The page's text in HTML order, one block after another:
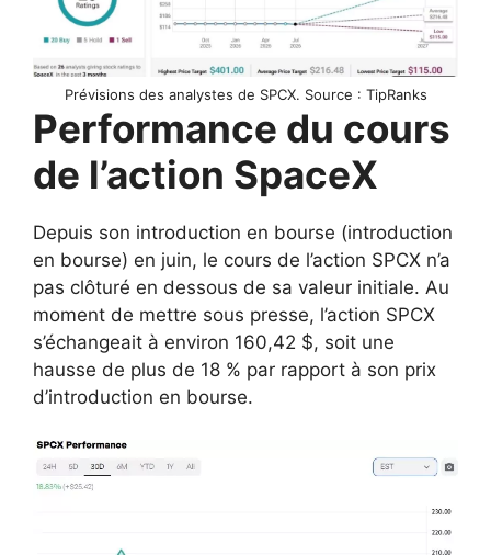
Prévisions des analystes de SPCX. Source : TipRanks
Performance du cours
de l’action SpaceX
Depuis son introduction en bourse (introduction
en bourse) en juin, le cours de l’action SPCX n’a ​​
pas clôturé en dessous de sa valeur initiale. Au
moment de mettre sous presse, l’action SPCX
s’échangeait à environ 160,42 $, soit une
hausse de plus de 18 % par rapport à son prix
d’introduction en bourse.